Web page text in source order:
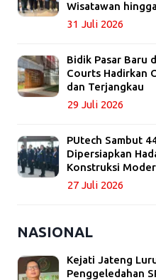
Wisatawan
31 Juli 2026
Bidik Pasar Baru
Courts Hadirkan
dan Terjangkau
29 Juli 2026
PUtech Sambut
Dipersiapkan
Konstruksi
27 Juli 2026
NASIONAL
Kejati Jateng
Penggeledahan